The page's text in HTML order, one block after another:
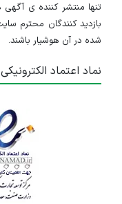
تنها منتشر کننده ی آگهی
بازدید کنندگان محترم
شده در آن هوشیار باشند.
نماد اعتماد الکترونیکی